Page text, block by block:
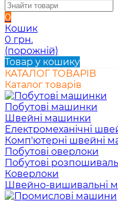
0
Кошик
0 грн.
(порожній)
Товар у кошику
КАТАЛОГ ТОВАРІВ
Каталог товарів
Побутові машинки
Швейні машинки
Електромеханічні
Комп'ютерні швейні
Побутові оверлоки
Побутові
Коверлоки
Швейно-вишивальні